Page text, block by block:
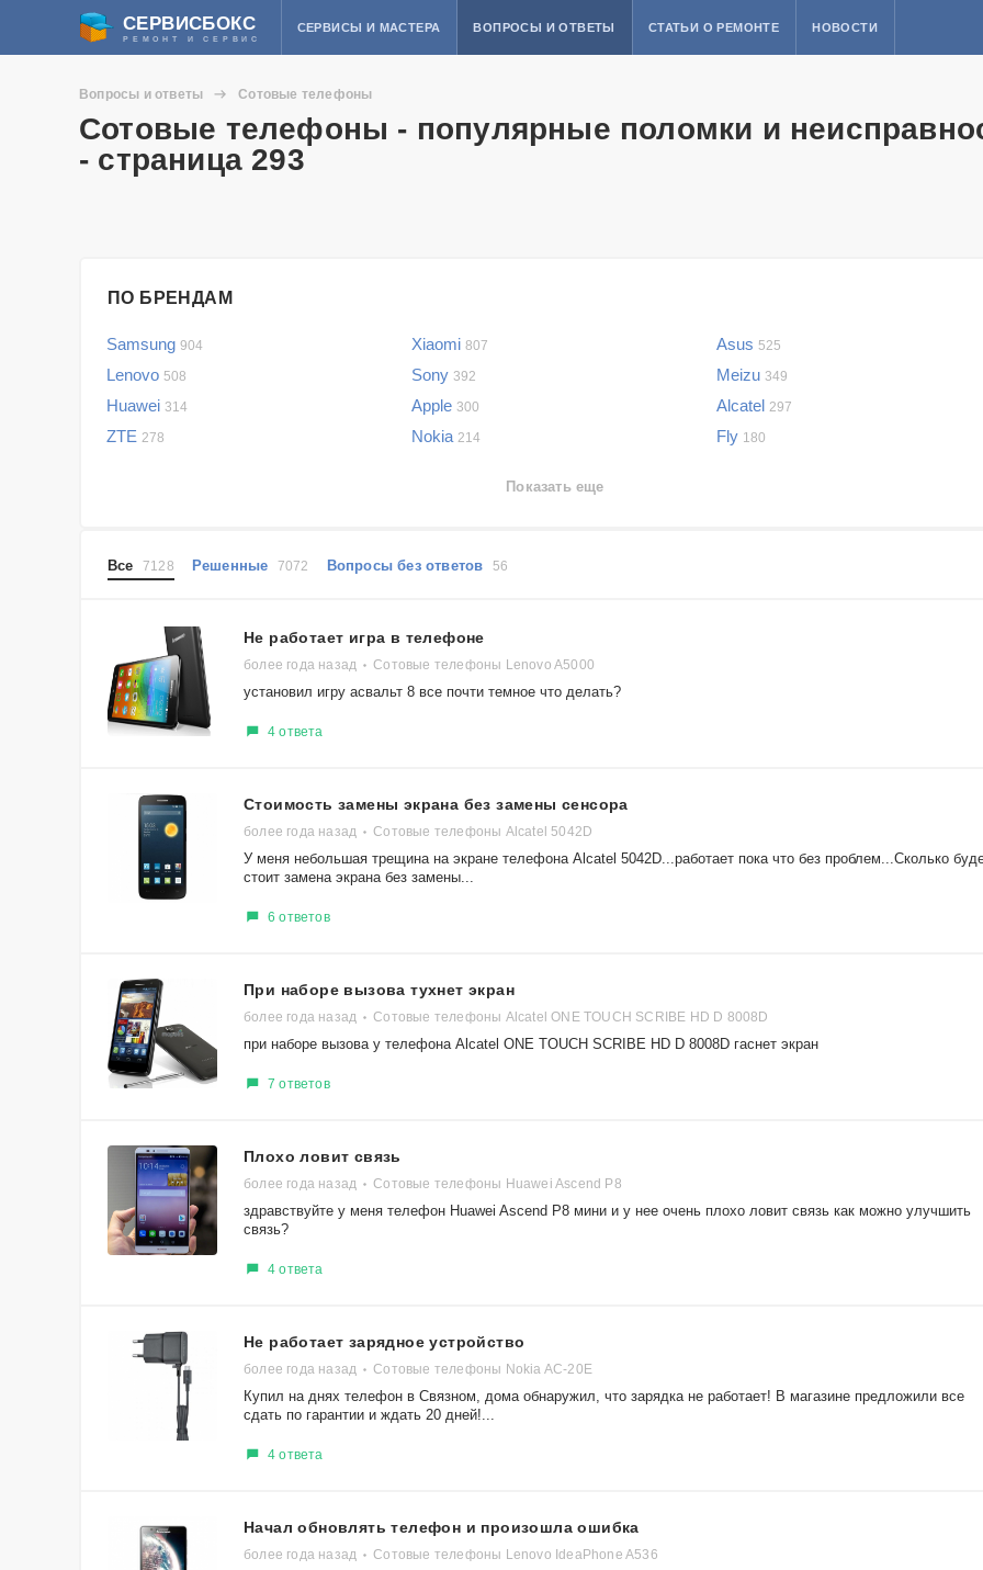
СЕРВИСБОКС
РЕМОНТ И СЕРВИС
СЕРВИСЫ И МАСТЕРА ВОПРОСЫ И ОТВЕТЫ СТАТЬИ О РЕМОНТЕ НОВОСТИ
Вопросы и ответы Сотовые телефоны
Сотовые телефоны - популярные поломки и
- страница 293
ПО БРЕНДАМ
Samsung 904 Xiaomi 807 Asus 525
Lenovo 508 Sony 392 Meizu 349
Huawei 314 Apple 300 Alcatel 297
ZTE 278 Nokia 214 Fly 180
Показать еще
Все 7128 Решенные 7072 Вопросы без ответов 56
Не работает игра в телефоне
более года назад Сотовые телефоны Lenovo A5000
установил игру асвальт 8 все почти темное что делать?
4 ответа
Стоимость замены экрана без замены сенсора
более года назад Сотовые телефоны Alcatel 5042D
У меня небольшая трещина на экране телефона Alcatel 5042D...работает пока что без проблем...Сколько
стоит замена экрана без замены...
6 ответов
При наборе вызова тухнет экран
более года назад Сотовые телефоны Alcatel ONE TOUCH SCRIBE HD D 8008D
при наборе вызова у телефона Alcatel ONE TOUCH SCRIBE HD D 8008D гаснет экран
7 ответов
Плохо ловит связь
более года назад Сотовые телефоны Huawei Ascend P8
здравствуйте у меня телефон Huawei Ascend P8 мини и у нее очень плохо ловит связь как можно улучшить
связь?
4 ответа
Не работает зарядное устройство
более года назад Сотовые телефоны Nokia AC-20E
Купил на днях телефон в Связном, дома обнаружил, что зарядка не работает! В магазине предложили все
сдать по гарантии и ждать 20 дней!...
4 ответа
Начал обновлять телефон и произошла ошибка
более года назад Сотовые телефоны Lenovo IdeaPhone A536